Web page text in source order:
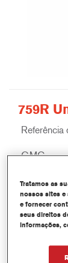
759R
Referência
GMC
Saber
Tratamos as
nossos sites e
e fornecer
seus direitos
informações,